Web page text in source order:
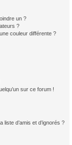
un ?
?
couleur différente ?
sur ce forum !
d’amis et d’ignorés ?